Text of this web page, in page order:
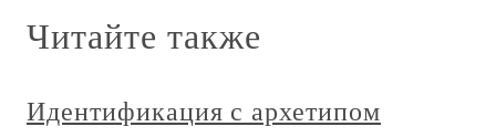
Читайте также
Идентификация с архетипом